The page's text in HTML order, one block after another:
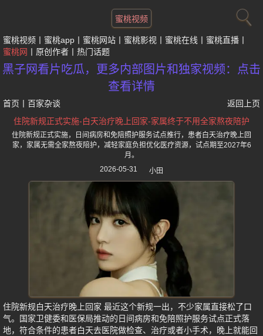
蜜桃视频
蜜桃视频 蜜桃app 蜜桃网站 蜜桃影视 蜜桃在线
蜜桃直播
蜜桃网
原创作者 热门话题
黑子网看片吃瓜，更多内部图片和独家视频：点击
查看详情
首页 百家杂谈
返回上页
住院新规正式实施-白天治疗晚上回家-家属终于不用全家熬夜陪护
住院新规正式实施，日间病房和免陪照护服务试点推行，患者白天治疗晚上回
家，家属无需全家熬夜陪护，减轻家庭负担优化医疗资源，试点期至2027年6
月。
2026-05-31
小田
住院新规白天治疗晚上回家 最近这个新规一出，不少家属直接松了口
气。国家卫健委和医保局推动的日间病房和免陪照护服务试点正式落
地，符合条件的患者白天去医院做检查、治疗或者小手术，晚上就能回